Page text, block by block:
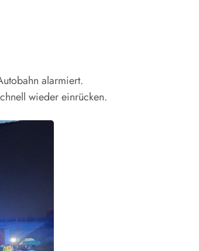
alarmiert.
wieder einrücken.